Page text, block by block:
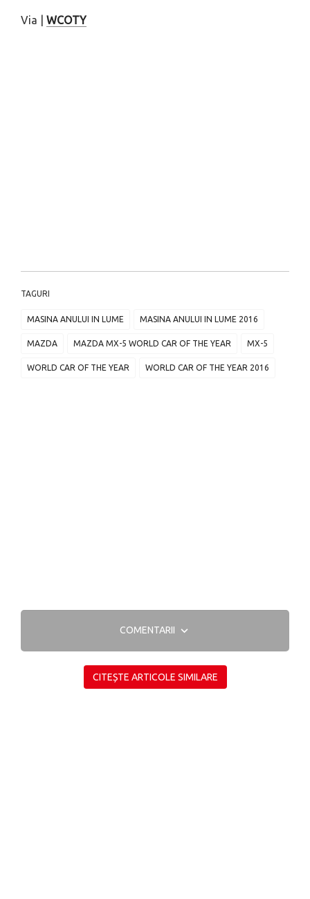
Via | WCOTY
TAGURI
MASINA ANULUI IN LUME MASINA ANULUI IN LUME 2016
MAZDA MAZDA MX-5 WORLD CAR OF THE YEAR MX-5
WORLD CAR OF THE YEAR WORLD CAR OF THE YEAR 2016
COMENTARII
CITEȘTE ARTICOLE SIMILARE